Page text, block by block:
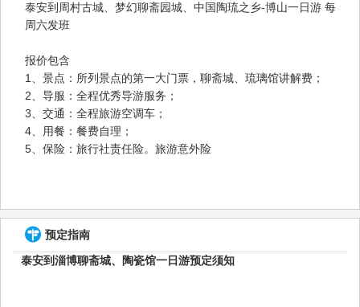
泰安到周村古城、梦幻聊斋园城、中国陶琉之乡-博山一日游 每
周六发班
报价包含
1、景点：所列景点的第一大门票，聊斋城、琉璃馆讲解费；
2、导服：全程优秀导游服务；
3、交通：全程旅游空调车；
4、用餐：餐费自理；
5、保险：旅行社责任险。旅游意外险
预定指南
泰安到淄博聊斋城、陶瓷馆一日游预定须知